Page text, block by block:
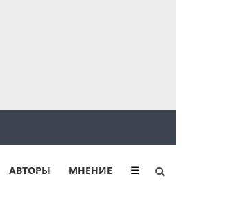
АВТОРЫ МНЕНИЕ ☰